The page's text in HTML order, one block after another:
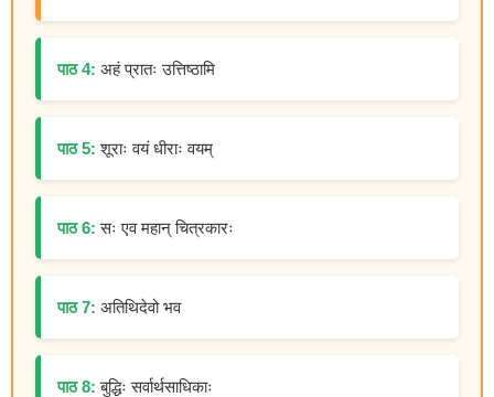
पाठ 4: अहं प्रातः उत्तिष्ठामि
पाठ 5: शूराः वयं धीराः वयम्
पाठ 6: सः एव महान् चित्रकारः
पाठ 7: अतिथिदेवो भव
पाठ 8: बुद्धिः सर्वार्थसाधिकाः